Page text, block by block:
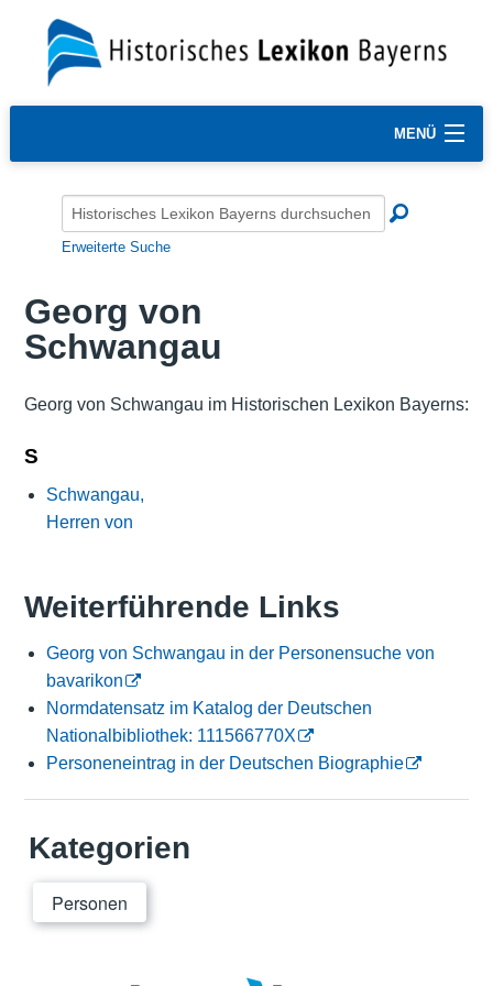
MENÜ
Erweiterte Suche
Georg von
Schwangau
Georg von Schwangau im Historischen Lexikon Bayerns:
S
Schwangau,
Herren von
Weiterführende Links
Georg von Schwangau in der Personensuche von
bavarikon
Normdatensatz im Katalog der Deutschen
Nationalbibliothek: 111566770X
Personeneintrag in der Deutschen Biographie
Kategorien
Personen